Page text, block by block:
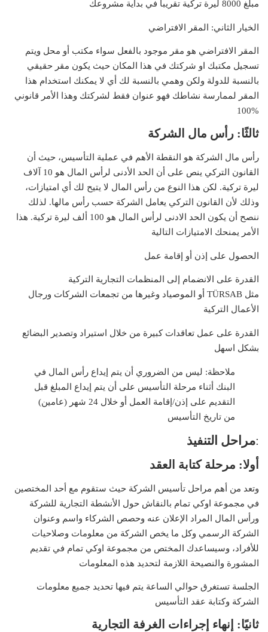
مبلغ 8000 ليرة تركية تقريباً في بداية مشروعك
الخيار الثاني: المقر الافتراضي
المقر الافتراضي هو مقر موجود بالفعل سواء مكتب أو محل ويتم
تسجيل مكتبك او شركتك في هذا المكان حيث يكون مقر حقيقي
بالنسبة للدولة ولكن وهمي بالنسبة لك أي لا يمكنك استخدام هذا
المقر لممارسة نشاطك فهو عنوان فقط لشركتك وهذا الأمر قانوني
%100
ثالثًا: رأس مال الشركة
رأس مال الشركة هو النقطة الأهم في عملية التأسيس، حيث أن
القانون التركي ينص على أن الحد الأدنى لرأس المال هو 10 آلاف
ليرة تركية. لكن هذا النوع من رأس المال لا يتيح لك أي امتيازات،
وذلك لأن القانون التركي يعامل الشركة حسب رأس مالها. لذلك
ننصح أن يكون الحد الادنى لرأس المال هو 100 ألف ليرة تركية. هذا
الأمر يمنحك الامتيازات التالية
الحصول على إذن أو إقامة عمل
القدرة على الانضمام إلى المنظمات التجارية التركية
مثل TÜRSAB أو الموصياد وغيرها من تجمعات الشركات ورجال
الأعمال التركية
القدرة على عمل تعاقدات كبيرة من خلال استيراد وتصدير البضائع
بشكل اسهل
ملاحظة: ليس من الضروري أن يتم إيداع رأس المال في
البنك أثناء مرحلة التأسيس على أن يتم إيداع المبلغ قبل
التقديم على إذن/إقامة العمل أو خلال 24 شهر (عامين)
من تاريخ التأسيس
:مراحل التنفيذ
أولا: مرحلة كتابة العقد
وتعد من أهم مراحل تأسيس الشركة حيث ستقوم مع أحد المختصين
في مجموعة اوكي تمام بالنقاش حول الأنشطة التجارية للشركة
ورأس المال المراد الإعلان عنه وحصص الشركاء واسم وعنوان
الشركة الرسمي وكل ما يخص الشركة من معلومات وصلاحيات
للأفراد، وسيساعدك المختص من مجموعة اوكي تمام في تقديم
المشورة والنصيحة اللازمة لتحديد هذه المعلومات
الجلسة تستغرق حوالي الساعة يتم فيها تحديد جميع معلومات
الشركة وكتابة عقد التأسيس
ثانيًا: إنهاء إجراءات الغرفة التجارية